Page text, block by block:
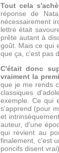
Tout cela
réponse de
nécessairement
lettre était
prête autant à
goût. Mais ce qui
que ça, c'est pas
C'était donc
vraiment la
que je me rends
classiques
exemple. Ce qui
s'apprend (pour
et
auteur, d'une
qui revient au
finalement, c'est
poncifs disent vrai).